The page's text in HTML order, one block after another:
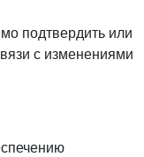
подтвердить или
с изменениями